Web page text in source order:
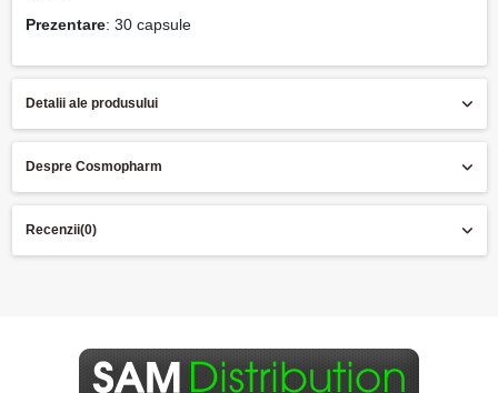
Prezentare: 30 capsule
Detalii ale produsului
Despre Cosmopharm
Recenzii(0)